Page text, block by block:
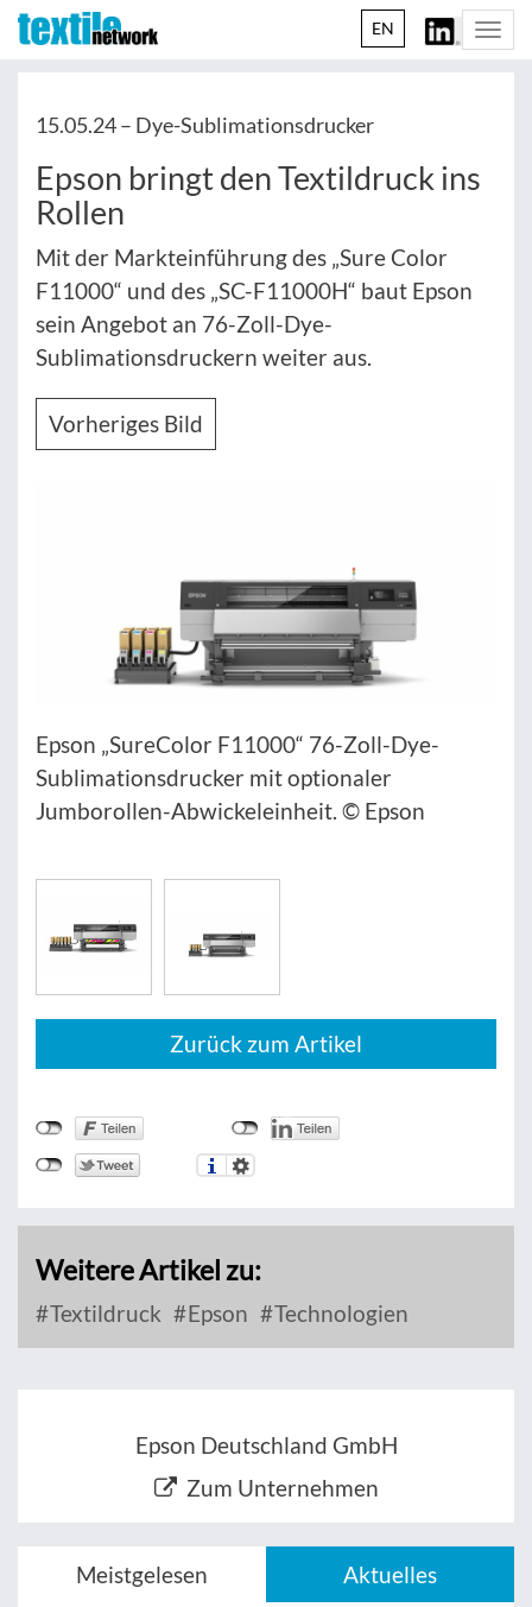
EN
15.05.24 – Dye-Sublimationsdrucker
Epson bringt den Textildruck ins
Rollen
Mit der Markteinführung des „Sure Color
F11000“ und des „SC-F11000H“ baut Epson
sein Angebot an 76-Zoll-Dye-
Sublimationsdruckern weiter aus.
Vorheriges Bild
Epson „SureColor F11000“ 76-Zoll-Dye-
Sublimationsdrucker mit optionaler
Jumborollen-Abwickeleinheit. © Epson
Zurück zum Artikel
Weitere Artikel zu:
Textildruck Epson Technologien
Epson Deutschland GmbH
Zum Unternehmen
Meistgelesen Aktuelles